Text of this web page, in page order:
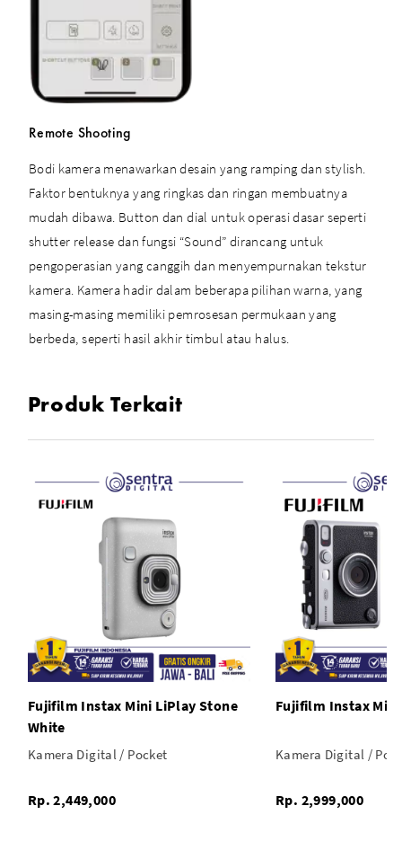
Remote Shooting
Bodi kamera menawarkan desain yang ramping dan stylish.
Faktor bentuknya yang ringkas dan ringan membuatnya
mudah dibawa. Button dan dial untuk operasi dasar seperti
shutter release dan fungsi “Sound” dirancang untuk
pengoperasian yang canggih dan menyempurnakan tekstur
kamera. Kamera hadir dalam beberapa pilihan warna, yang
masing-masing memiliki pemrosesan permukaan yang
berbeda, seperti hasil akhir timbul atau halus.
Produk Terkait
Fujifilm Instax Mini LiPlay Stone
White
Kamera Digital / Pocket
Rp. 2,449,000
Fujifilm Instax Mini
Kamera Digital /
Rp. 2,999,000